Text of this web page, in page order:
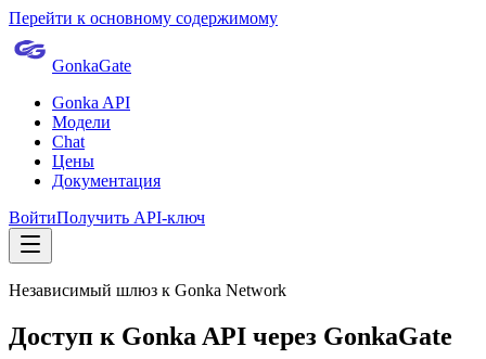
Перейти к основному содержимому
GonkaGate
Gonka API
Модели
Chat
Цены
Документация
ВойтиПолучить API-ключ
Независимый шлюз к Gonka Network
Доступ к Gonka API через GonkaGate